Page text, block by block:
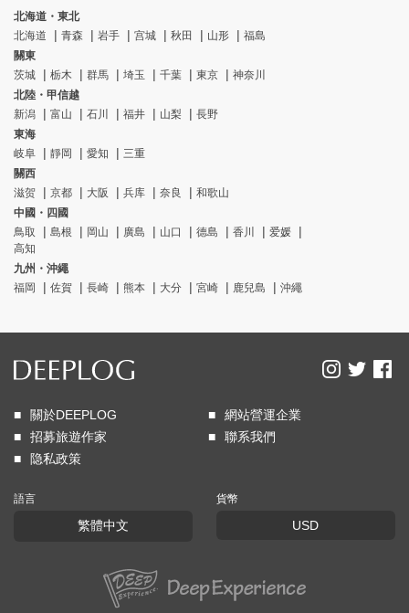
北海道・東北
北海道
青森 岩手 宫城 秋田 山形
福島
關東
茨城
栃木 群馬 埼玉 千葉 東京
神奈川
北陸・甲信越
新潟
富山 石川 福井 山梨
長野
東海
岐阜
靜岡 愛知
三重
關西
滋贺
京都 大阪 兵库 奈良
和歌山
中國・四國
鳥取
島根 岡山 廣島 山口 德島 香川
爱媛
高知
九州・沖繩
福岡
佐賀 長崎 熊本 大分 宮崎 鹿兒島 沖繩
關於DEEPLOG
網站營運企業
招募旅遊作家
聯系我們
隐私政策
語言
繁體中文
貨幣
USD